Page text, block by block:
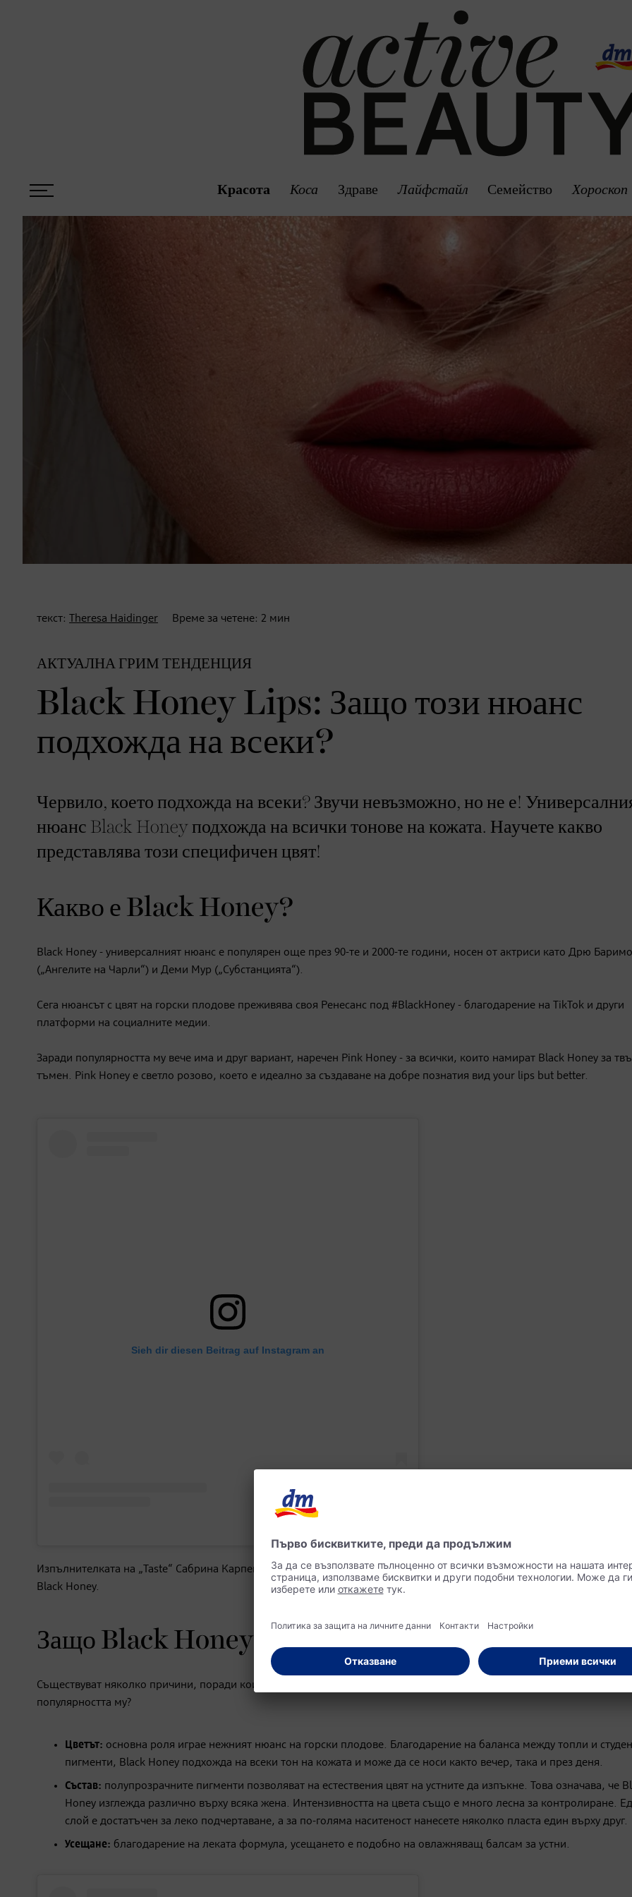
Красота Коса Здраве Лайфстайл Семейство Хороскоп
текст: Theresa Haidinger Време за четене: 2 мин
АКТУАЛНА ГРИМ ТЕНДЕНЦИЯ
Black Honey Lips: Защо този нюанс
подхожда на всеки?
Червило, което подхожда на всеки? Звучи невъзможно, но не е!
нюанс Black Honey подхожда на всички тонове на кожата. Научете какво
представлява този специфичен цвят!
Какво е Black Honey?
Black Honey - универсалният нюанс е популярен още през 90-те и 2000-те години, носен от актриси като Дрю
(„Ангелите на Чарли“) и Деми Мур („Субстанцията“).
Сега нюансът с цвят на горски плодове преживява своя Ренесанс под #BlackHoney - благодарение на TikTok и други
платформи на социалните медии.
Заради популярността му вече има и друг вариант, наречен Pink Honey - за всички, които намират Black Honey за
тъмен. Pink Honey е светло розово, което е идеално за създаване на добре познатия вид your lips but better.
Sieh dir diesen Beitrag auf Instagram an
Изпълнителката на „Taste“ Сабрина Карпентър се придържа към комбинацията от кафяв молив за устни и червило
Black Honey.
Защо Black Honey е толкова популярен?
Съществуват няколко причини, поради които Black Honey в момента е толкова популярен. Нo на какво се дължи
популярността му?
Цветът: основна роля играе нежният нюанс на горски плодове. Благодарение на баланса между топли и
пигменти, Black Honey подхожда на всеки тон на кожата и може да се носи както вечер, така и през деня.
Състав: полупрозрачните пигменти позволяват на естествения цвят на устните да изпъкне. Това означава, че
Honey изглежда различно върху всяка жена. Интензивността на цвета също е много лесна за контролиране.
слой е достатъчен за леко подчертаване, а за по-голяма наситеност нанесете няколко пласта един върху друг.
Усещане: благодарение на леката формула, усещането е подобно на овлажняващ балсам за устни.